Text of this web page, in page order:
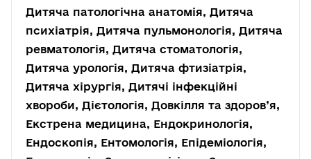
Дитяча патологічна анатомія, Дитяча
психіатрія, Дитяча пульмонологія, Дитяча
ревматологія, Дитяча стоматологія,
Дитяча урологія, Дитяча фтизіатрія,
Дитяча хірургія, Дитячі інфекційні
хвороби, Дієтологія, Довкілля та здоров’я,
Екстрена медицина, Ендокринологія,
Ендоскопія, Ентомологія, Епідеміологія,